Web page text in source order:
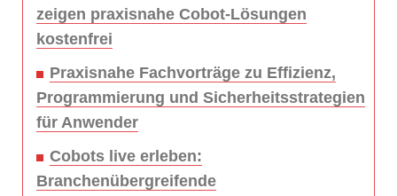
zeigen praxisnahe Cobot-Lösungen
kostenfrei
Praxisnahe Fachvorträge zu Effizienz,
Programmierung und Sicherheitsstrategien
für Anwender
Cobots live erleben:
Branchenübergreifende